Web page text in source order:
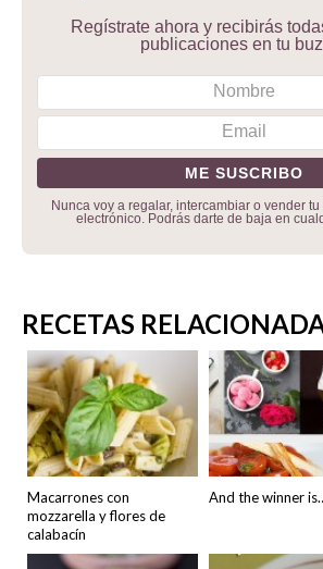
Regístrate ahora y recibirás
publicaciones en tu
Nunca voy a regalar, intercambiar o vender
electrónico. Podrás darte de baja en
RECETAS
Macarrones con
mozzarella y flores de
calabacín
And the winner